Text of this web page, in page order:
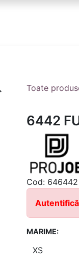
Toate
6442
Cod: 646442
MARIME: